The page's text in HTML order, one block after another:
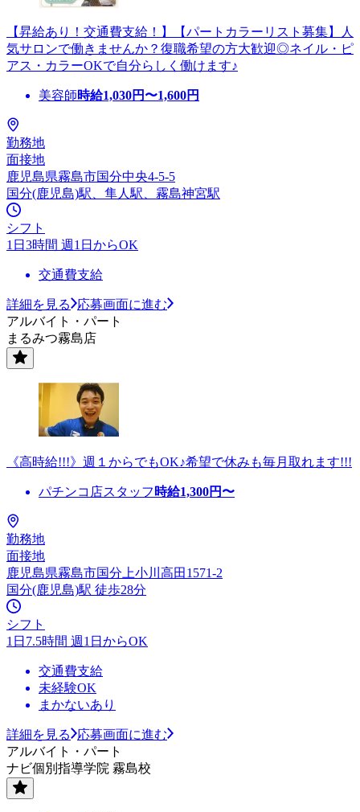
【昇給あり！交通費支給！】【パートカラーリスト募集】人
気サロンで働きませんか？復職希望の方大歓迎◎ネイル・ピ
アス・カラーOKで自分らしく働けます♪
美容師時給1,030円〜1,600円
勤務地
面接地
鹿児島県霧島市国分中央4-5-5
国分(鹿児島)駅、隼人駅、霧島神宮駅
シフト
1日3時間 週1日からOK
交通費支給
詳細を見る
応募画面に進む
アルバイト・パート
まるみつ霧島店
《高時給!!!》週１からでもOK♪希望で休みも毎月取れます!!!
パチンコ店スタッフ 時給1,300円〜
勤務地
面接地
鹿児島県霧島市国分上小川高田1571-2
国分(鹿児島)駅 徒歩28分
シフト
1日7.5時間 週1日からOK
交通費支給
未経験OK
まかないあり
詳細を見る
応募画面に進む
アルバイト・パート
ナビ個別指導学院 霧島校